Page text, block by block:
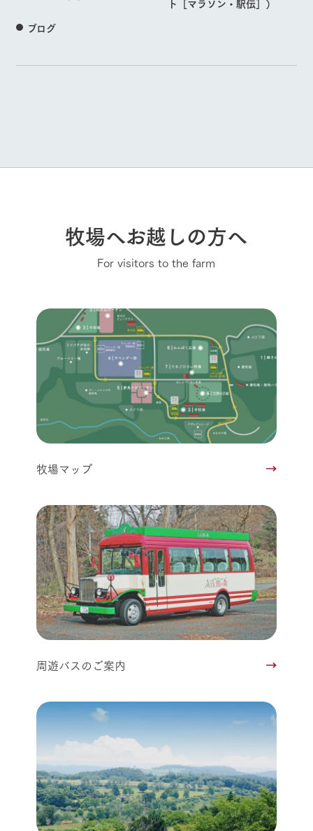
ト［マラソン・駅伝］）
ブログ
牧場へお越しの方へ
For visitors to the farm
牧場マップ
周遊バスのご案内